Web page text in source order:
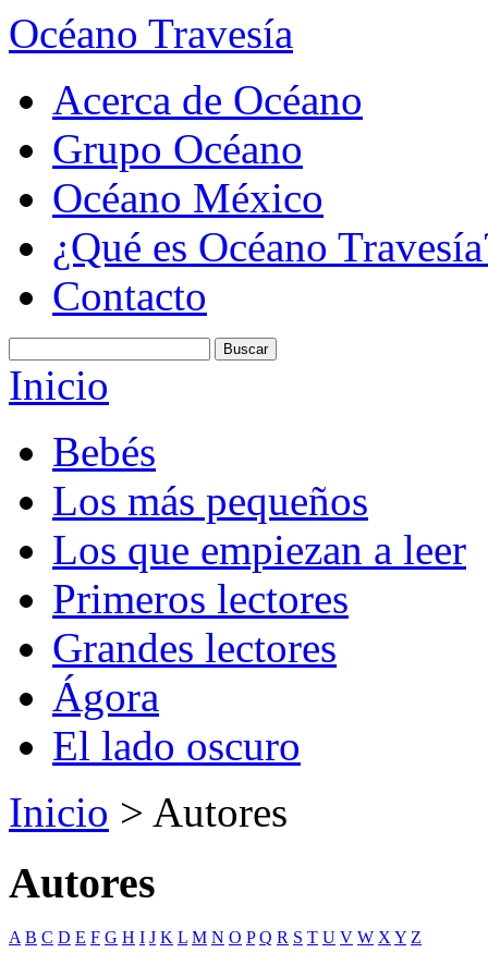
Océano Travesía
Acerca de Océano
Grupo Océano
Océano México
¿Qué es Océano
Contacto
Inicio
Bebés
Los más pequeños
Los que empiezan a leer
Primeros lectores
Grandes lectores
Ágora
El lado oscuro
Inicio > Autores
Autores
A B C D E F G H I J K L M N O P Q R S T U V W XY Z